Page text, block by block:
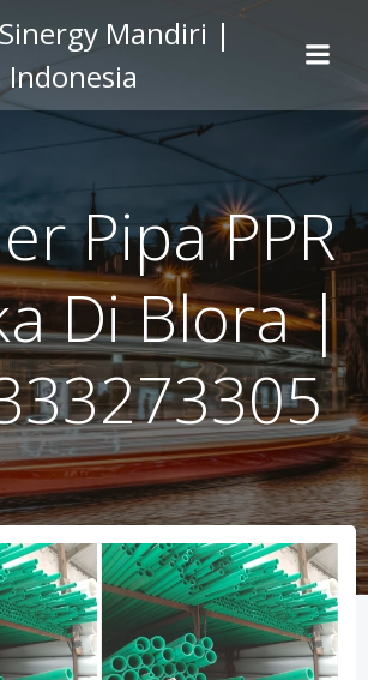
to
content
Mandiri |
Indonesia
Pipa PPR
Di Blora |